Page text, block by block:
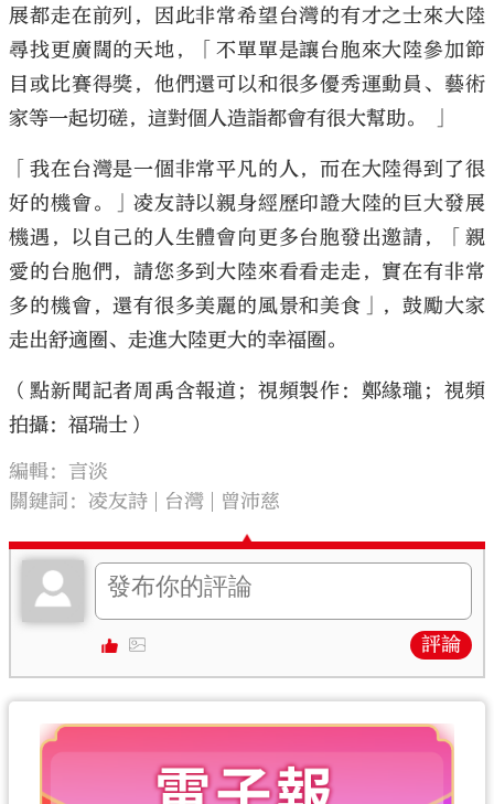
展都走在前列，因此非常希望台灣的有才之士來大陸
尋找更廣闊的天地，「不單單是讓台胞來大陸參加節
目或比賽得獎，他們還可以和很多優秀運動員、藝術
家等一起切磋，這對個人造詣都會有很大幫助。 」
「我在台灣是一個非常平凡的人，而在大陸得到了很
好的機會。」凌友詩以親身經歷印證大陸的巨大發展
機遇，以自己的人生體會向更多台胞發出邀請，「親
愛的台胞們，請您多到大陸來看看走走，實在有非常
多的機會，還有很多美麗的風景和美食」，鼓勵大家
走出舒適圈、走進大陸更大的幸福圈。
（點新聞記者周禹含報道；視頻製作：鄭緣瓏；視頻
拍攝：福瑞士）
編輯：言淡
關鍵詞：凌友詩 台灣 曾沛慈
評論